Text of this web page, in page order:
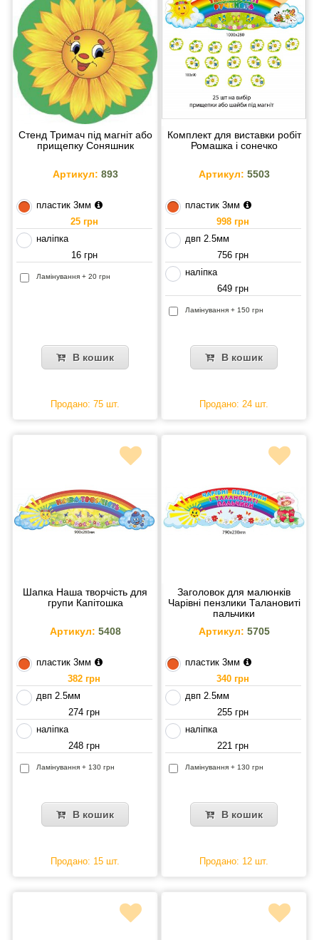
Стенд Тримач під магніт або
прищепку Соняшник
Артикул: 893
пластик 3мм
25 грн
наліпка
16 грн
Ламінування + 20 грн
В кошик
Продано: 75 шт.
Комплект для виставки робіт
Ромашка і сонечко
Артикул: 5503
пластик 3мм
998 грн
двп 2.5мм
756 грн
наліпка
649 грн
Ламінування + 150 грн
В кошик
Продано: 24 шт.
Шапка Наша творчість для
групи Капітошка
Артикул: 5408
пластик 3мм
382 грн
двп 2.5мм
274 грн
наліпка
248 грн
Ламінування + 130 грн
В кошик
Продано: 15 шт.
Заголовок для малюнків
Чарівні пензлики Талановиті
пальчики
Артикул: 5705
пластик 3мм
340 грн
двп 2.5мм
255 грн
наліпка
221 грн
Ламінування + 130 грн
В кошик
Продано: 12 шт.